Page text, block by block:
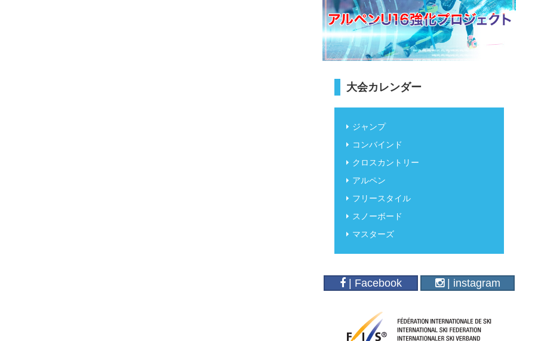
大会カレンダー
ジャンプ
コンバインド
クロスカントリー
アルペン
フリースタイル
スノーボード
マスターズ
| Facebook | instagram